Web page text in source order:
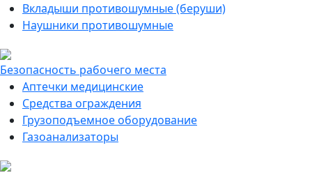
Вкладыши противошумные (беруши)
Наушники противошумные
Безопасность рабочего места
Аптечки медицинские
Средства ограждения
Грузоподъемное оборудование
Газоанализаторы